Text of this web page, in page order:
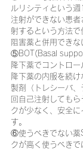
ルリシティという
注射ができない患
射するという方法
阻害薬と併用できな
⑤BOT(Basal
降下薬でコントロ
降下薬の内服を続
製剤（トレシーバ、
回自己注射しても
クが少なく、安全
す。
⑥使うべきでない薬
クが高く使うべき